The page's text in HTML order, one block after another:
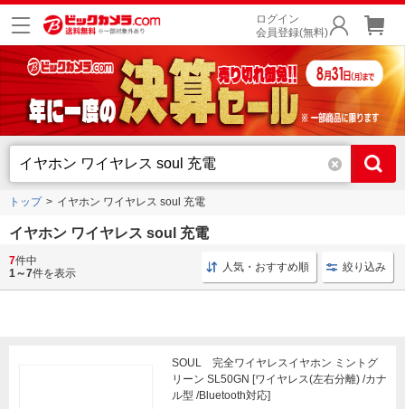
ログイン
会員登録(無料)
トップ イヤホン ワイヤレス soul 充電
イヤホン ワイヤレス soul 充電
ワイヤレスイヤホン ノイキャン 低遅延 ワイヤレスイヤホン
7件中
1～7件を表示 人気・おすすめ順 絞り込み
SOUL 完全ワイヤレスイヤホン ミントグ
リーン SL50GN [ワイヤレス(左右分離) /カナ
ル型 /Bluetooth対応]